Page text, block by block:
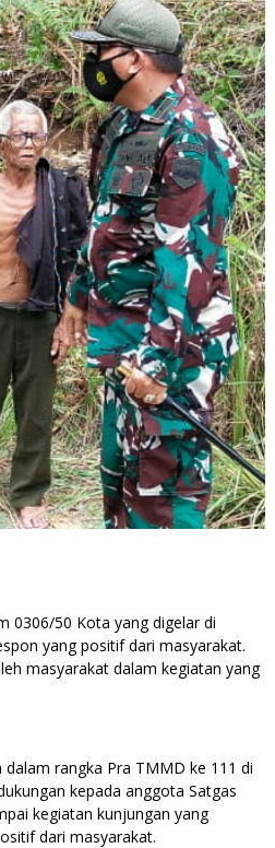
0306/50 Kota yang digelar di
yang positif dari masyarakat.
masyarakat dalam kegiatan yang
rangka Pra TMMD ke 111 di
kepada anggota Satgas
kegiatan kunjungan yang
dari masyarakat.